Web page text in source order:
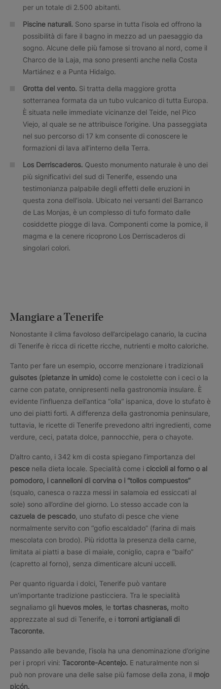
per un totale di 2.500 abitanti.
Piscine naturali. Sono sparse in tutta l’isola ed offrono la
possibilità di fare il bagno in mezzo ad un paesaggio da
sogno. Alcune delle più famose si trovano al nord, come il
Charco de la Laja, ma sono presenti anche nella Costa
Martiánez e a Punta Hidalgo.
Grotta del vento. Si tratta della maggiore grotta
sotterranea formata da un tubo vulcanico di tutta Europa.
È situata nelle immediate vicinanze del Teide, nel Pico
Viejo, al quale se ne attribuisce l’origine. Una passeggiata
nel suo percorso di 17 km consente di conoscere le
formazioni di lava all’interno della Terra.
Los Derriscaderos. Questo monumento naturale è uno dei
più significativi del sud di Tenerife, essendo una
testimonianza palpabile degli effetti delle eruzioni in
questa zona dell’isola. Ubicato nei versanti del Barranco
de Las Monjas, è un complesso di tufo formato dalle
cosiddette piogge di lava. Componenti come la pomice, il
magma e la cenere ricoprono Los Derriscaderos di
singolari colori.
Mangiare a Tenerife
Nonostante il clima favoloso dell’arcipelago canario, la cucina
di Tenerife è ricca di ricette ricche, nutrienti e molto caloriche.
Tanto per fare un esempio, occorre menzionare i tradizionali
guisotes (pietanze in umido) come le costolette con i ceci o la
carne con patate, onnipresenti nella gastronomia insulare. È
evidente l’influenza dell’antica “olla” ispanica, dove lo stufato è
uno dei piatti forti. A differenza della gastronomia peninsulare,
tuttavia, le ricette di Tenerife prevedono altri ingredienti, come
verdure, ceci, patata dolce, pannocchie, pera o chayote.
D’altro canto, i 342 km di costa spiegano l’importanza del
pesce nella dieta locale. Specialità come i ciccioli al forno o al
pomodoro, i cannelloni di corvina o i “tollos compuestos”
(squalo, canesca o razza messi in salamoia ed essiccati al
sole) sono all’ordine del giorno. Lo stesso accade con la
cazuela de pescado , uno stufato di pesce che viene
normalmente servito con “gofio escaldado” (farina di mais
mescolata con brodo). Più ridotta la presenza della carne,
limitata ai piatti a base di maiale, coniglio, capra e “baifo”
(capretto al forno), senza dimenticare alcuni uccelli.
Per quanto riguarda i dolci, Tenerife può vantare
un’importante tradizione pasticciera. Tra le specialità
segnaliamo gli huevos moles , le tortas chasneras, molto
apprezzate al sud di Tenerife, e i torroni artigianali di
Tacoronte.
Passando alle bevande, l’isola ha una denominazione d’origine
per i propri vini: Tacoronte-Acentejo. E naturalmente non si
può non provare una delle salse più famose della zona, il mojo
picón.